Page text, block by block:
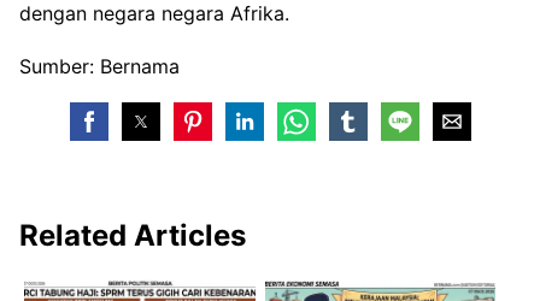
dengan negara negara Afrika.
Sumber: Bernama
Related Articles